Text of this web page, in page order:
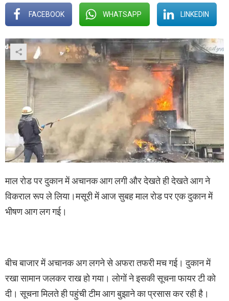
FACEBOOK WHATSAPP LINKEDIN
माल रोड पर दुकान में अचानक आग लगी और देखते ही देखते आग ने
विकराल रूप ले लिया।मसूरी में आज सुबह माल रोड पर एक दुकान में
भीषण आग लग गई।
बीच बाजार में अचानक अग लगने से अफरा तफरी मच गई। दुकान में
रखा सामान जलकर राख हो गया। लोगों ने इसकी सूचना फायर टी को
दी। सूचना मिलते ही पहुंची टीम आग बुझाने का प्रसास कर रही है।